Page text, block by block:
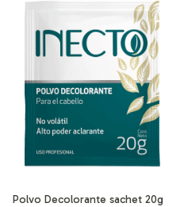
Polvo Decolorante sachet 20g